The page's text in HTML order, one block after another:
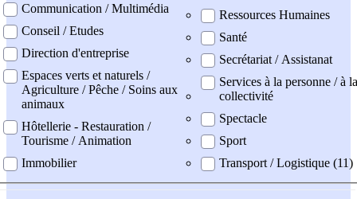
Communication / Multimédia
Conseil / Etudes
Direction d'entreprise
Espaces verts et naturels /
Agriculture / Pêche / Soins aux
animaux
Hôtellerie - Restauration /
Tourisme / Animation
Immobilier
Ressources Humaines
Santé
Secrétariat / Assistanat
Services à la personne / à la
collectivité
Spectacle
Sport
Transport / Logistique (11)